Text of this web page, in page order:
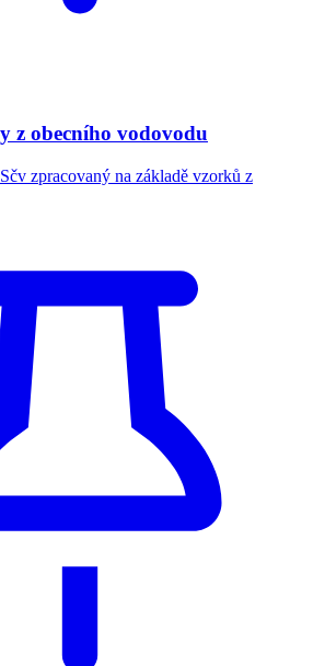
z obecního vodovodu
zpracovaný na základě vzorků z